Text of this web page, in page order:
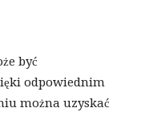
być
odpowiednim
można uzyskać